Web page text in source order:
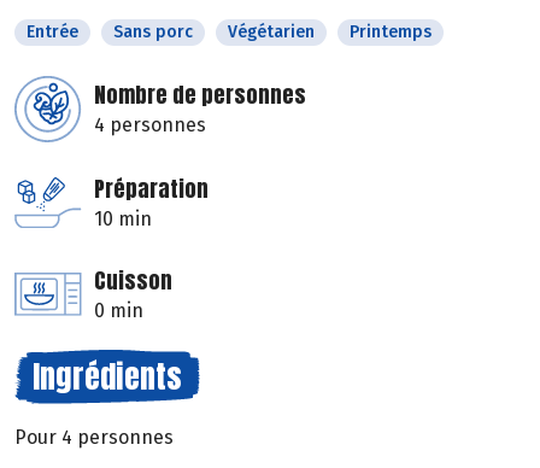
Entrée Sans porc Végétarien Printemps
Nombre de personnes
4 personnes
Préparation
10 min
Cuisson
0 min
Ingrédients
Pour 4 personnes